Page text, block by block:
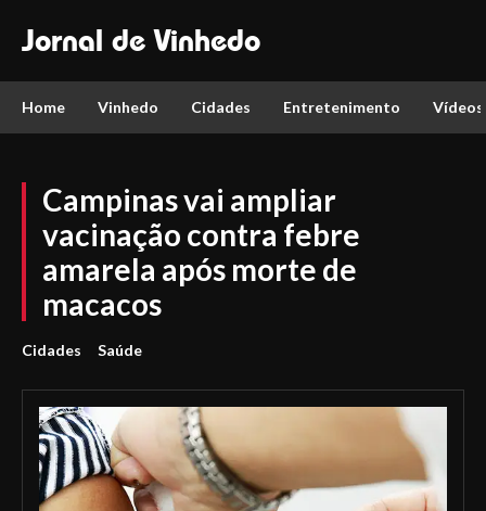
Jornal de Vinhedo
Home Vinhedo Cidades Entretenimento Vídeos
Campinas vai ampliar
vacinação contra febre
amarela após morte de
macacos
Cidades Saúde